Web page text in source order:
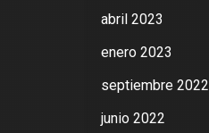
abril 2023
enero 2023
septiembre 2022
junio 2022